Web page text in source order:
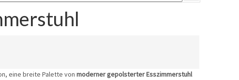
eine breite Palette von moderner gepolsterter Esszimmerstuhl